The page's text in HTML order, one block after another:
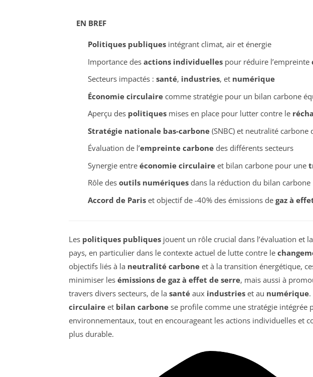
EN BREF
Politiques publiquesintégrant climat, air et énergie
Importance des actions individuellespour réduire l’empreinte
Secteurs impactés : santé, industries, et numérique
Économie circulairecomme stratégie pour un bilan carbone
Aperçu des politiquesmises en place pour lutter contre le
Stratégie nationale bas-carbone(SNBC) et neutralité carbone
Évaluation de l’empreinte carbonedes différents secteurs
Synergie entre économie circulaireet bilan carbone pour une
Rôle des outils numériquesdans la réduction du bilan carbone
Accord de Pariset objectif de -40% des émissions de gaz à
Les politiques publiques jouent un rôle crucial dans l’évaluation et
pays, en particulier dans le contexte actuel de lutte contre le
objectifs liés à la neutralité carbone et à la transition énergétique,
minimiser les émissions de gaz à effet de serre, mais aussi à
travers divers secteurs, de la santé aux industries et au numérique
circulaire et bilan carbone se profile comme une stratégie intégrée
environnementaux, tout en encourageant les actions individuelles et
plus durable.